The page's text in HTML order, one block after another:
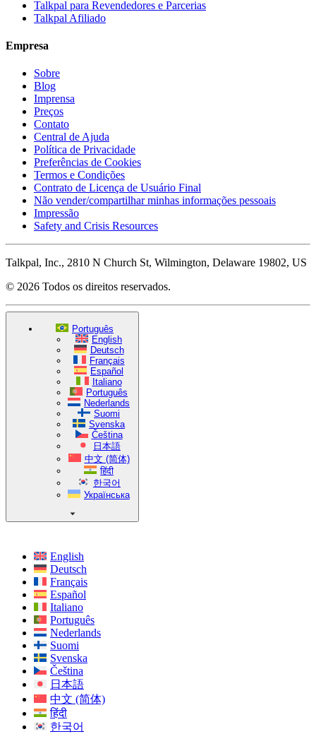
Talkpal para Revendedores e Parcerias
Talkpal Afiliado
Empresa
Sobre
Blog
Imprensa
Preços
Contato
Central de Ajuda
Política de Privacidade
Preferências de Cookies
Termos e Condições
Contrato de Licença de Usuário Final
Não vender/compartilhar minhas informações pessoais
Impressão
Safety and Crisis Resources
Talkpal, Inc., 2810 N Church St, Wilmington, Delaware 19802, US
© 2026 Todos os direitos reservados.
Português
English
Deutsch
Français
Español
Italiano
Português
Nederlands
Suomi
Svenska
Čeština
日本語
中文 (简体)
हिंदी
한국어
Українська
English
Deutsch
Français
Español
Italiano
Português
Nederlands
Suomi
Svenska
Čeština
日本語
中文 (简体)
हिंदी
한국어